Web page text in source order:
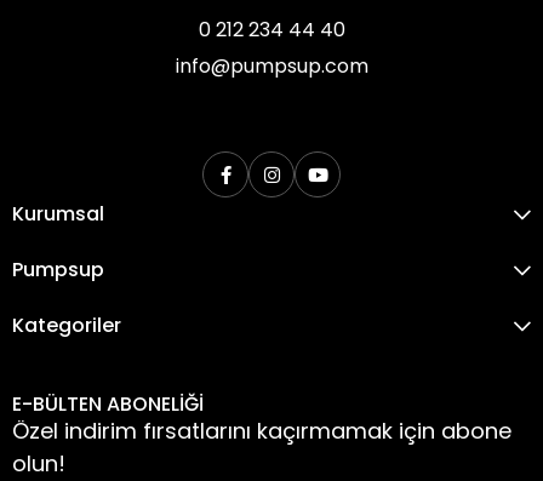
0 212 234 44 40
info@pumpsup.com
Kurumsal
Pumpsup
Kategoriler
E-BÜLTEN ABONELİĞİ
Özel indirim fırsatlarını kaçırmamak için abone
olun!